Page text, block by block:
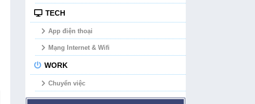
TECH
App điện thoại
Mạng Internet & Wifi
WORK
Chuyển việc